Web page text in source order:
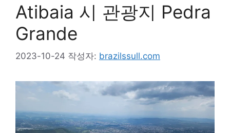
Atibaia 시 관광지 Pedra
Grande
2023-10-24 작성자: brazilssull.com